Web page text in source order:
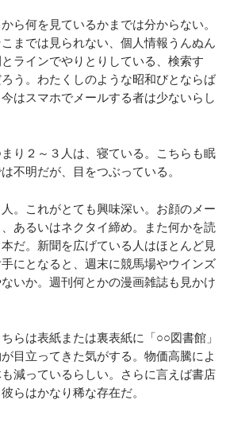
ら何を見ているかまでは分からない。
までは見られない、個人情報うんぬん
ラインでやりとりしている、検索す
う。わたくしのような昭和びとならば
はスマホでメールする者は少ないらし
り２～３人は、寝ている。こちらも眠
不明だが、目をつぶっている。
。これがとても興味深い。お顔のメー
あるいはネクタイ締め。また何かを読
だ。新聞を広げている人はほとんど見
にとなると、週末に競馬場やウインズ
いか。週刊何とかの漫画雑誌も見かけ
らは表紙または裏表紙に「○○図書館」
目立ってきた気がする。物価高騰によ
減っているらしい。さらに言えば書店
らはかなり稀な存在だ。